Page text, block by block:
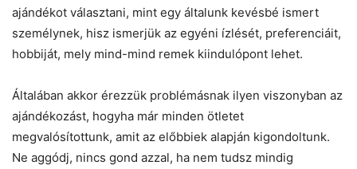
ajándékot választani, mint egy általunk kevésbé ismert
személynek, hisz ismerjük az egyéni ízlését, preferenciáit,
hobbiját, mely mind-mind remek kiindulópont lehet.
Általában akkor érezzük problémásnak ilyen viszonyban az
ajándékozást, hogyha már minden ötletet
megvalósítottunk, amit az előbbiek alapján kigondoltunk.
Ne aggódj, nincs gond azzal, ha nem tudsz mindig